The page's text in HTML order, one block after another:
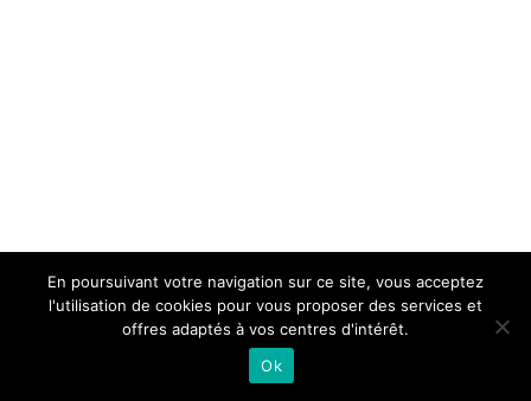
En poursuivant votre navigation sur ce site, vous acceptez
l'utilisation de cookies pour vous proposer des services et
offres adaptés à vos centres d'intérêt.
Ok